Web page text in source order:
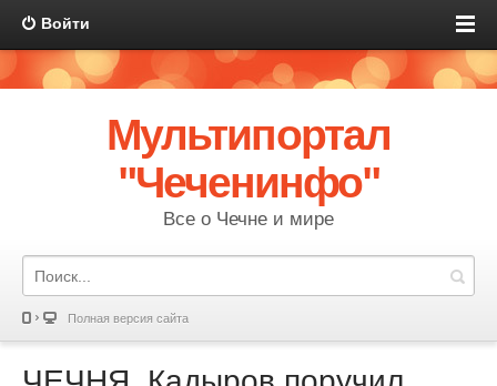
Войти
Мультипортал
"Чеченинфо"
Все о Чечне и мире
Полная версия сайта